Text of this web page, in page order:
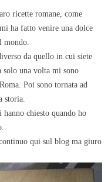
ricette romane, come
ha fatto venire una dolce
mondo.
da quello in cui siete
una volta mi sono
Poi sono tornata ad
storia.
chiesto quando ho
qui sul blog ma giuro